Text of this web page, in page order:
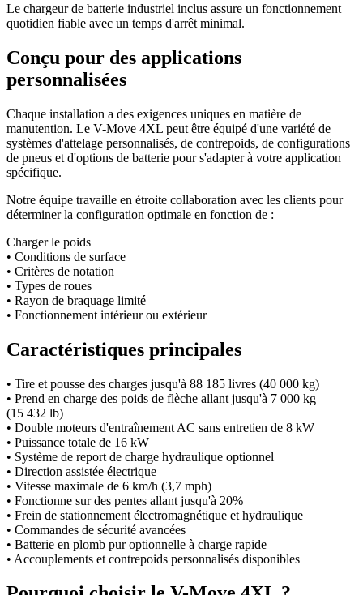
Le chargeur de batterie industriel inclus assure un fonctionnement
quotidien fiable avec un temps d'arrêt minimal.
Conçu pour des applications
personnalisées
Chaque installation a des exigences uniques en matière de
manutention. Le V-Move 4XL peut être équipé d'une variété de
systèmes d'attelage personnalisés, de contrepoids, de configurations
de pneus et d'options de batterie pour s'adapter à votre application
spécifique.
Notre équipe travaille en étroite collaboration avec les clients pour
déterminer la configuration optimale en fonction de :
Charger le poids
• Conditions de surface
• Critères de notation
• Types de roues
• Rayon de braquage limité
• Fonctionnement intérieur ou extérieur
Caractéristiques principales
• Tire et pousse des charges jusqu'à 88 185 livres (40 000 kg)
• Prend en charge des poids de flèche allant jusqu'à 7 000 kg
(15 432 lb)
• Double moteurs d'entraînement AC sans entretien de 8 kW
• Puissance totale de 16 kW
• Système de report de charge hydraulique optionnel
• Direction assistée électrique
• Vitesse maximale de 6 km/h (3,7 mph)
• Fonctionne sur des pentes allant jusqu'à 20%
• Frein de stationnement électromagnétique et hydraulique
• Commandes de sécurité avancées
• Batterie en plomb pur optionnelle à charge rapide
• Accouplements et contrepoids personnalisés disponibles